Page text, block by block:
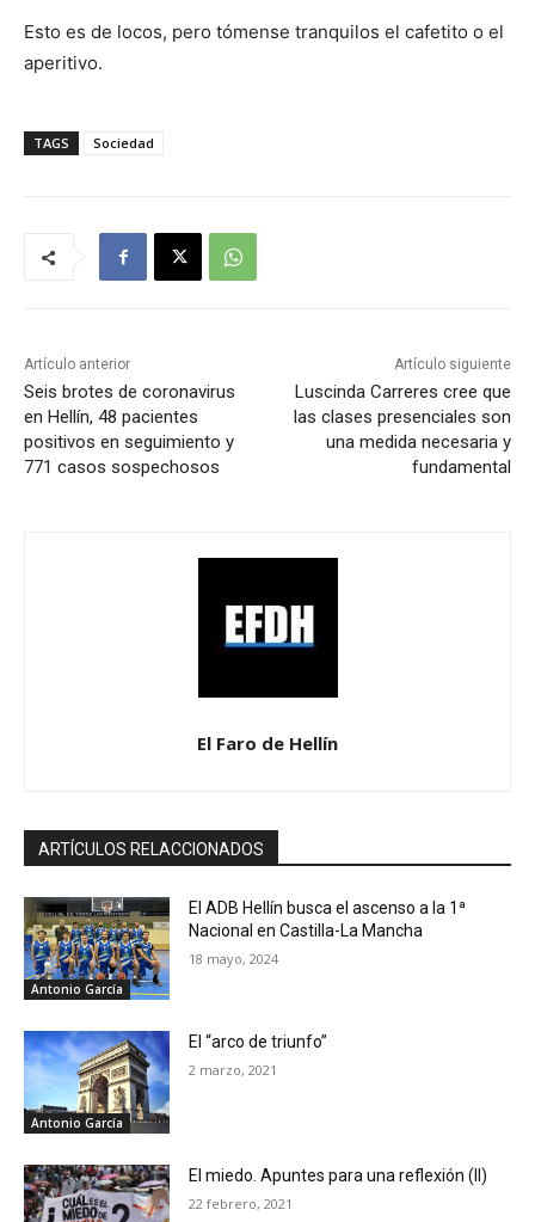
Esto es de locos, pero tómense tranquilos el cafetito o el
aperitivo.
TAGS Sociedad
Artículo anterior
Seis brotes de coronavirus
en Hellín, 48 pacientes
positivos en seguimiento y
771 casos sospechosos
Artículo siguiente
Luscinda Carreres cree que
las clases presenciales son
una medida necesaria y
fundamental
El Faro de Hellín
ARTÍCULOS RELACCIONADOS
Antonio García
El ADB Hellín busca el ascenso a la 1ª
Nacional en Castilla-La Mancha
18 mayo, 2024
Antonio García
El “arco de triunfo”
2 marzo, 2021
El miedo. Apuntes para una reflexión (II)
22 febrero, 2021